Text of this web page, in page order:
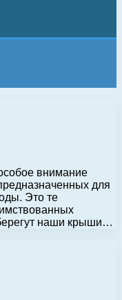
внимание
для
Это те
наши крыши…